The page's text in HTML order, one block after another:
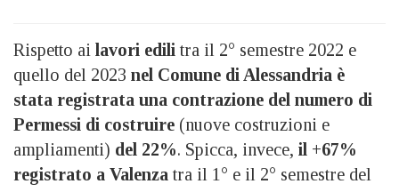
Rispetto ai lavori edili tra il 2° semestre 2022 e
quello del 2023 nel Comune di Alessandria è
stata registrata una contrazione del numero di
Permessi di costruire (nuove costruzioni e
ampliamenti) del 22%. Spicca, invece, il +67%
registrato a Valenza tra il 1° e il 2° semestre del